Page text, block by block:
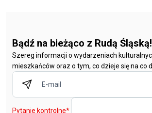
Bądź na bieżąco z Rudą Śląską!
Szereg informacji o wydarzeniach
mieszkańców oraz o tym, co dzieje się na co
Pytanie kontrolne*